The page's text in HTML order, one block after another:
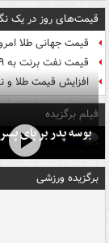
قیمت‌های روز در یک
قیمت جهانی طلا امروز ۱۵
قیمت نفت برنت به ۷۹ دلار رسید
افزایش قیمت طلا و
فیلم برگزیده
بوسه‌ پدر بر پای
برگزیده ورزشی